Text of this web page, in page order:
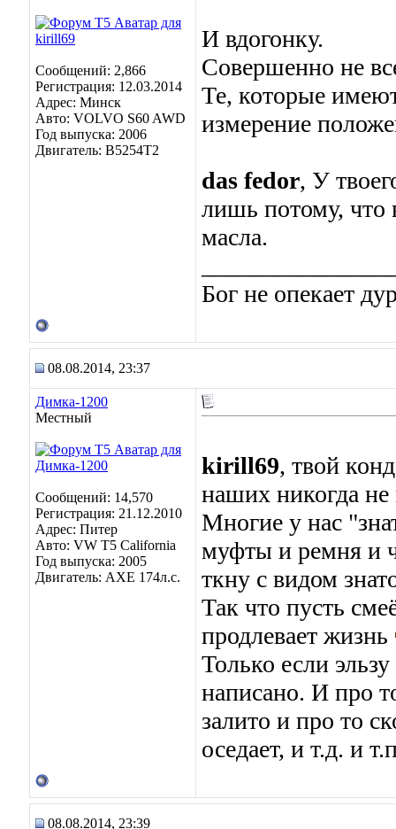
Сообщений: 2,866
Регистрация: 12.03.2014
Адрес: Минск
Авто: VOLVO S60 AWD
Год выпуска: 2006
Двигатель: B5254T2
И вдогонку.
Совершенно не
Те, которые
измерение
das fedor, У
лишь потому, что
масла.
Бог не опекает
08.08.2014, 23:37
Димка-1200
Местный
Сообщений: 14,570
Регистрация: 21.12.2010
Адрес: Питер
Авто: VW T5 California
Год выпуска: 2005
Двигатель: AXE 174л.с.
kirill69, твой
наших никогда не
Многие у нас
муфты и ремня и
ткну с видом
Так что пусть
продлевает жизнь
Только если
написано. И про
залито и про то
оседает, и т.д. и
08.08.2014, 23:39